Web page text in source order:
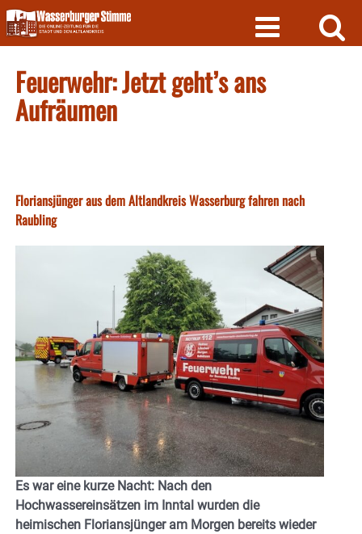
Skip
to
content
Feuerwehr: Jetzt geht’s ans
Aufräumen
Floriansjünger aus dem Altlandkreis Wasserburg fahren nach
Raubling
Es war eine kurze Nacht: Nach den
Hochwassereinsätzen im Inntal wurden die
heimischen Floriansjünger am Morgen bereits wieder